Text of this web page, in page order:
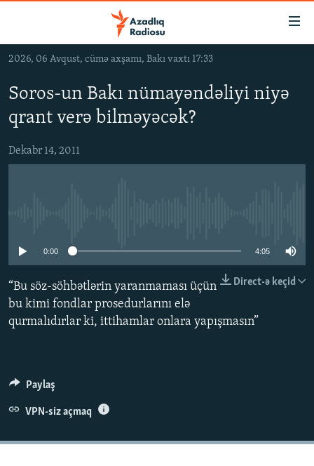
Əsas
qayıt
naviqasiyaya
qayıt
Axtarışa
#İZAHLA
KORRUPSIOMETR
#ƏSLINDƏ
MULTIMEDIA
FOTOQALEREYA
İNFOQRAFIKA
RADIO ARXIV
OXU ZALI
AZƏRBAYCAN ƏDƏBIYYATI KITABXANASI
İZ - MƏDƏNIYYƏT PROQRAMI
HAQQIMIZDA
MISSIYAMIZ
MATERIALLARIMIZDAN ISTIFADƏ
AZADLIQRADIOSU MOBIL TELEFONUNUZDA
RFE/RL-in bütün saytları
2026, 06 Avqust, cümə axşamı, Bakı vaxtı 17:33
Soros-un Bakı nümayəndəliyi niyə
qrant verə bilməyəcək?
Dekabr 14, 2011
0:00 4:05
Direct-ə keçid
“Bu söz-söhbətlərin yaranmaması üçün
bu kimi fondlar prosedurlarını elə
qurmalıdırlar ki, ittihamlar onlara yapışmasın”
Paylaş
VPN-siz açmaq